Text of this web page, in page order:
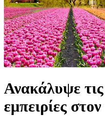
Ανακάλυψε
εμπειρίες